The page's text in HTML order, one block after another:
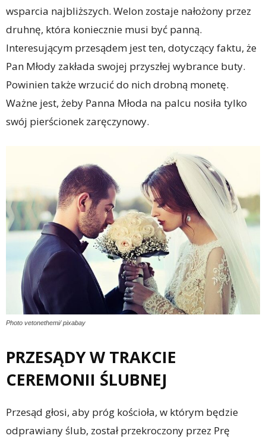
wsparcia najbliższych. Welon zostaje nałożony przez
druhnę, która koniecznie musi być panną.
Interesującym przesądem jest ten, dotyczący faktu, że
Pan Młody zakłada swojej przyszłej wybrance buty.
Powinien także wrzucić do nich drobną monetę.
Ważne jest, żeby Panna Młoda na palcu nosiła tylko
swój pierścionek zaręczynowy.
Photo vetonethemi/ pixabay
PRZESĄDY W TRAKCIE
CEREMONII ŚLUBNEJ
Przesąd głosi, aby próg kościoła, w którym będzie
odprawiany ślub, został przekroczony przez Prę